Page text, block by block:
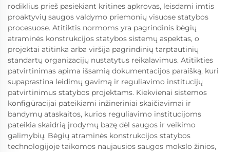
rodiklius prieš pasiekiant kritines apkrovas, leisdami imtis
proaktyvių saugos valdymo priemonių visuose statybos
procesuose. Atitiktis normoms yra pagrindinis bėgių
atraminės konstrukcijos statybos sistemų aspektas, o
projektai atitinka arba viršija pagrindinių tarptautinių
standartų organizacijų nustatytus reikalavimus. Atitikties
patvirtinimas apima išsamią dokumentacijos paraišką, kuri
supaprastina leidimų gavimą ir reguliavimo institucijų
patvirtinimus statybos projektams. Kiekvienai sistemos
konfigūracijai pateikiami inžineriniai skaičiavimai ir
bandymų ataskaitos, kurios reguliavimo institucijoms
pateikia skaidrią įrodymų bazę dėl saugos ir veikimo
galimybių. Bėgių atraminės konstrukcijos statybos
technologijoje taikomos naujausios saugos mokslo žinios,